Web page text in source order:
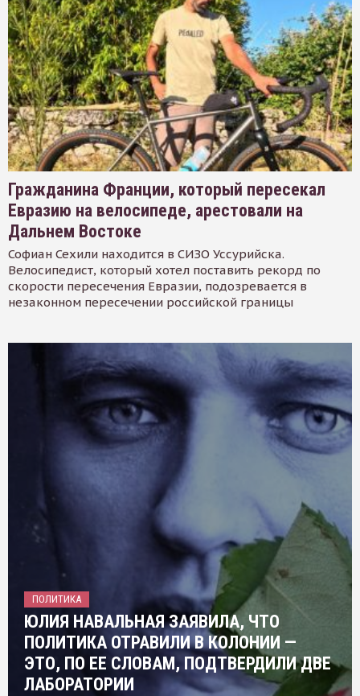
Гражданина Франции, который пересекал
Евразию на велосипеде, арестовали на
Дальнем Востоке
Софиан Сехили находится в СИЗО Уссурийска.
Велосипедист, который хотел поставить рекорд по
скорости пересечения Евразии, подозревается в
незаконном пересечении российской границы
ПОЛИТИКА
ЮЛИЯ НАВАЛЬНАЯ ЗАЯВИЛА, ЧТО
ПОЛИТИКА ОТРАВИЛИ В КОЛОНИИ —
ЭТО, ПО ЕЕ СЛОВАМ, ПОДТВЕРДИЛИ ДВЕ
ЛАБОРАТОРИИ